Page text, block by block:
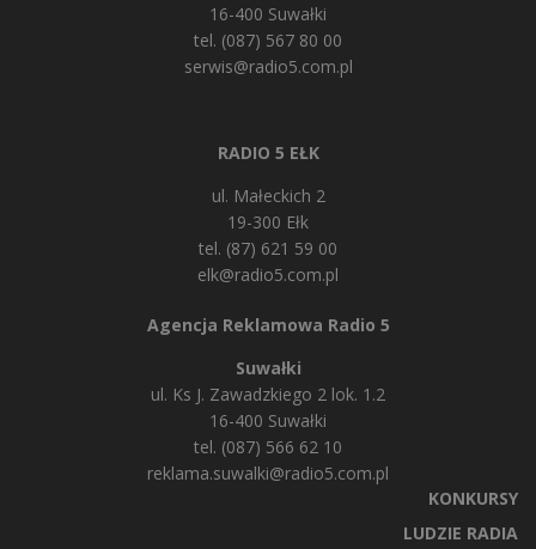
16-400 Suwałki
tel. (087) 567 80 00
serwis@radio5.com.pl
RADIO 5 EŁK
ul. Małeckich 2
19-300 Ełk
tel. (87) 621 59 00
elk@radio5.com.pl
Agencja Reklamowa Radio 5
Suwałki
ul. Ks J. Zawadzkiego 2 lok. 1.2
16-400 Suwałki
tel. (087) 566 62 10
reklama.suwalki@radio5.com.pl
KONKURSY
LUDZIE RADIA